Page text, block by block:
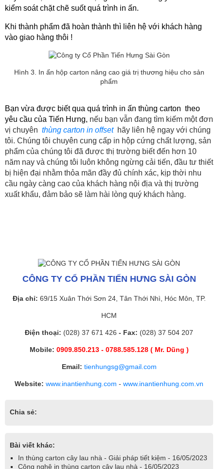
kiểm soát chặt chẽ suốt quá trình in ấn.
Khi thành phẩm đã hoàn thành thì liên hệ với khách hàng
vào giao hàng thôi !
Hình 3. In ấn hộp carton nâng cao giá trị thương hiệu cho sản
phẩm
Bạn vừa được biết qua quá trình in ấn thùng carton  theo
yêu cầu của Tiến Hưng, nếu bạn vẫn đang tìm kiếm một đơn
vị chuyên thùng carton in offset hãy liên hệ ngay với chúng
tôi. Chúng tôi chuyên cung cấp in hộp cứng chất lượng, sản
phẩm của chúng tôi đã được thị trường biết đến hơn 10
năm nay và chúng tôi luôn không ngừng cải tiến, đầu tư thiết
bị hiện đại nhằm thỏa mãn đầy đủ chính xác, kịp thời nhu
cầu ngày càng cao của khách hàng nội địa và thị trường
xuất khẩu, đảm bảo sẽ làm hài lòng quý khách hàng.
CÔNG TY CỔ PHẦN TIẾN HƯNG SÀI GÒN
Địa chỉ: 69/15 Xuân Thới Sơn 24, Tân Thới Nhì, Hóc Môn, TP.
HCM
Điện thoại: (028) 37 671 426 - Fax: (028) 37 504 207
Mobile: 0909.850.213 - 0788.585.128 ( Mr. Dũng )
Email: tienhungsg@gmail.com
Website: www.inantienhung.com - www.inantienhung.com.vn
Chia sẻ:
Bài viết khác:
In thùng carton cây lau nhà - Giải pháp tiết kiệm - 16/05/2023
Công nghệ in thùng carton cây lau nhà - 16/05/2023